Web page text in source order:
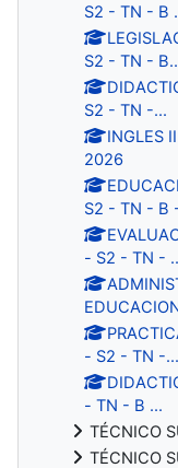
S2 - TN - B
S2 - TN -
S2 - TN -...
INGLES
2026
S2 - TN - B
- S2 - TN -
- S2 - TN -...
- TN - B ...
TÉCNICO
TÉCNICO